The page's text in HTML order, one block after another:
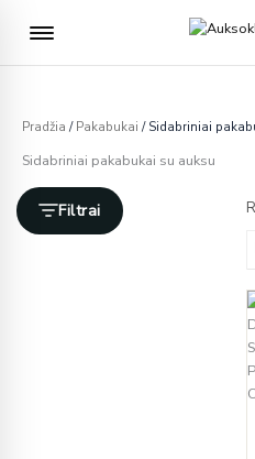
Nemokamas pristatymas nuo 49€
Pradžia /Pakabukai / Sidabriniai
Sidabriniai pakabukai su auksu
Filtrai